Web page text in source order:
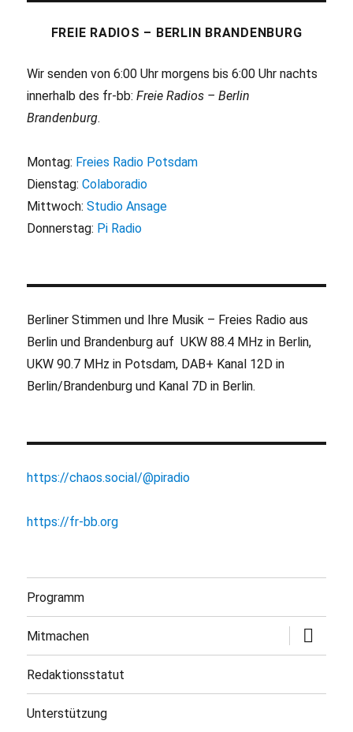
FREIE RADIOS – BERLIN BRANDENBURG
Wir senden von 6:00 Uhr morgens bis 6:00 Uhr nachts
innerhalb des fr-bb:Freie Radios – Berlin
Brandenburg.
Montag: Freies Radio Potsdam
Dienstag:Colaboradio
Mittwoch:Studio Ansage
Donnerstag: Pi Radio
Berliner Stimmen und Ihre Musik – Freies Radio aus
Berlin und Brandenburg auf UKW 88.4 MHz in Berlin,
UKW 90.7 MHz in Potsdam, DAB+ Kanal 12D in
Berlin/Brandenburg und Kanal 7D in Berlin.
https://chaos.social/@piradio
https://fr-bb.org
Programm
Mitmachen
öffnen
Redaktionsstatut
Unterstützung